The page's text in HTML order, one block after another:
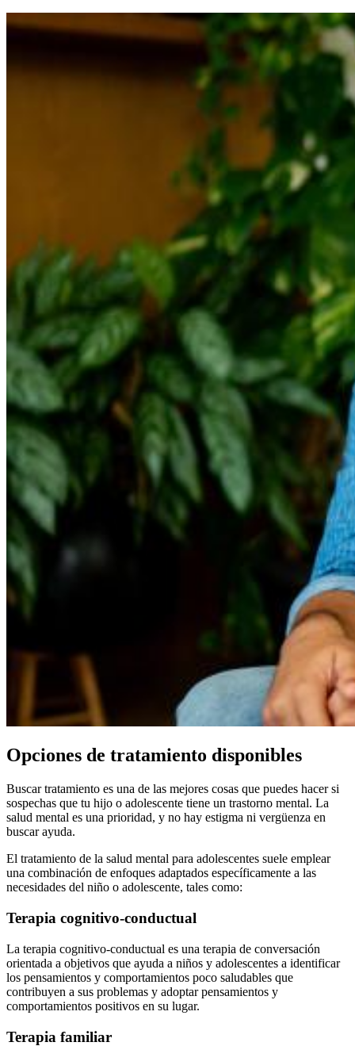
Opciones de tratamiento disponibles
Buscar tratamiento es una de las mejores cosas que puedes hacer si
sospechas que tu hijo o adolescente tiene un trastorno mental. La
salud mental es una prioridad, y no hay estigma ni vergüenza en
buscar ayuda.
El tratamiento de la salud mental para adolescentes suele emplear
una combinación de enfoques adaptados específicamente a las
necesidades del niño o adolescente, tales como:
Terapia cognitivo-conductual
La terapia cognitivo-conductual es una terapia de conversación
orientada a objetivos que ayuda a niños y adolescentes a identificar
los pensamientos y comportamientos poco saludables que
contribuyen a sus problemas y adoptar pensamientos y
comportamientos positivos en su lugar.
Terapia familiar